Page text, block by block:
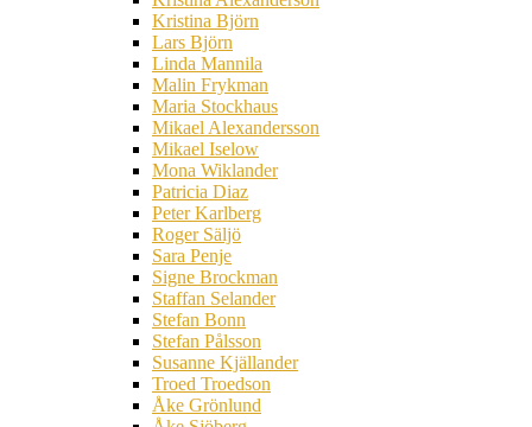
Kristina Björn
Lars Björn
Linda Mannila
Malin Frykman
Maria Stockhaus
Mikael Alexandersson
Mikael Iselow
Mona Wiklander
Patricia Diaz
Peter Karlberg
Roger Säljö
Sara Penje
Signe Brockman
Staffan Selander
Stefan Bonn
Stefan Pålsson
Susanne Kjällander
Troed Troedson
Åke Grönlund